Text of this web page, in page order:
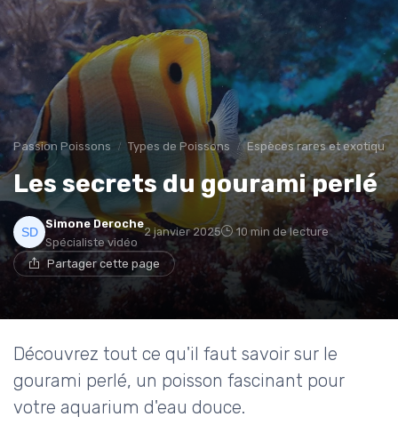
Passion Poissons Types de Poissons Espèces rares et exotiques
Les secrets du gourami perlé
Simone Deroche
Spécialiste vidéo
2 janvier 2025 10 min de lecture
Partager cette page
Découvrez tout ce qu'il faut savoir sur le
gourami perlé, un poisson fascinant pour
votre aquarium d'eau douce.